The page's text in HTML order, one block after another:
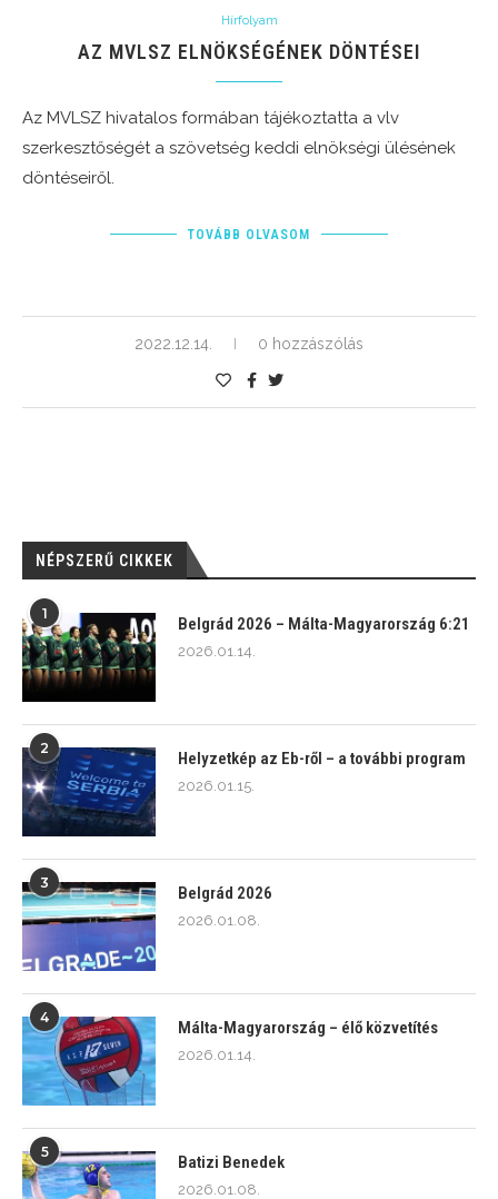
Hírfolyam
AZ MVLSZ ELNÖKSÉGÉNEK DÖNTÉSEI
Az MVLSZ hivatalos formában tájékoztatta a vlv
szerkesztőségét a szövetség keddi elnökségi ülésének
döntéseiről.
TOVÁBB OLVASOM
2022.12.14. 0 hozzászólás
NÉPSZERŰ CIKKEK
1
Belgrád 2026 – Málta-Magyarország 6:21
2026.01.14.
2
Helyzetkép az Eb-ről – a további program
2026.01.15.
3
Belgrád 2026
2026.01.08.
4
Málta-Magyarország – élő közvetítés
2026.01.14.
5
Batizi Benedek
2026.01.08.